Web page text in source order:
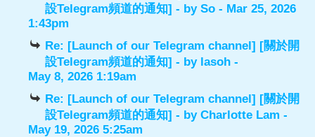
設Telegram頻道的通知] - bySo - Mar 25, 2026
1:43pm
Re: [Launch of our Telegram channel] [關於開
設Telegram頻道的通知] - by lasoh -
May 8, 2026 1:19am
Re: [Launch of our Telegram channel] [關於開
設Telegram頻道的通知] - byCharlotte Lam -
May 19, 2026 5:25am